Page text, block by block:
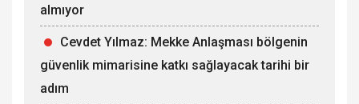
almıyor
Cevdet Yılmaz: Mekke Anlaşması bölgenin
güvenlik mimarisine katkı sağlayacak tarihi bir
adım